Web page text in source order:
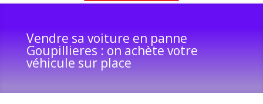
Vendre sa voiture en panne
Goupillieres : on achète votre
véhicule sur place